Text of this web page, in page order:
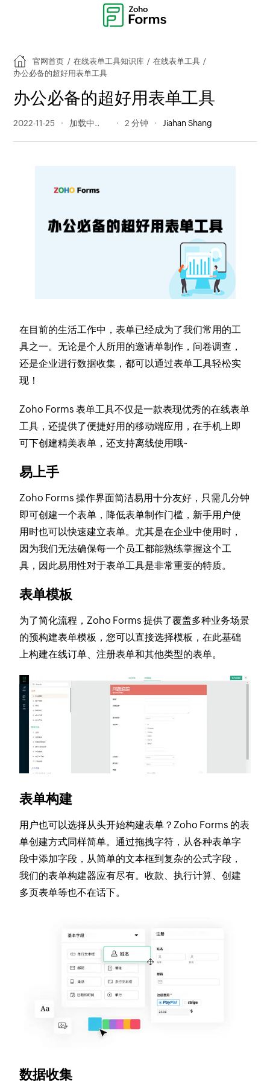
官网首页 / 在线表单工具知识库 / 在线表单工具 /
办公必备的超好用表单工具
办公必备的超好用表单工具
2022-11-25 301 阅读量 2 分钟 Jiahan Shang
在目前的生活工作中，表单已经成为了我们常用的工
具之一。无论是个人所用的邀请单制作，问卷调查，
还是企业进行数据收集，都可以通过表单工具轻松实
现！
Zoho Forms 表单工具不仅是一款表现优秀的在线表单
工具，还提供了便捷好用的移动端应用，在手机上即
可下创建精美表单，还支持离线使用哦~
易上手
Zoho Forms 操作界面简洁易用十分友好，只需几分钟
即可创建一个表单，降低表单制作门槛，新手用户使
用时也可以快速建立表单。尤其是在企业中使用时，
因为我们无法确保每一个员工都能熟练掌握这个工
具，因此易用性对于表单工具是非常重要的特质。
表单模板
为了简化流程，Zoho Forms 提供了覆盖多种业务场景
的预构建表单模板，您可以直接选择模板，在此基础
上构建在线订单、注册表单和其他类型的表单。
表单构建
用户也可以选择从头开始构建表单？Zoho Forms 的表
单创建方式同样简单。通过拖拽字符，从各种表单字
段中添加字段，从简单的文本框到复杂的公式字段，
我们的表单构建器应有尽有。收款、执行计算、创建
多页表单等也不在话下。
数据收集